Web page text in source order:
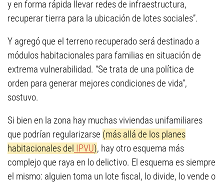
y en forma rápida llevar redes de infraestructura,
recuperar tierra para la ubicación de lotes sociales”.
Y agregó que el terreno recuperado será destinado a
módulos habitacionales para familias en situación de
extrema vulnerabilidad. “Se trata de una política de
orden para generar mejores condiciones de vida”,
sostuvo.
Si bien en la zona hay muchas viviendas unifamiliares
que podrían regularizarse (más allá de los planes
habitacionales del IPVU), hay otro esquema más
complejo que raya en lo delictivo. El esquema es siempre
el mismo: alguien toma un lote fiscal, lo divide, lo vende o